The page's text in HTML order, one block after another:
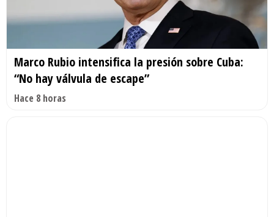
Marco Rubio intensifica la presión sobre Cuba:
“No hay válvula de escape”
Hace 8 horas